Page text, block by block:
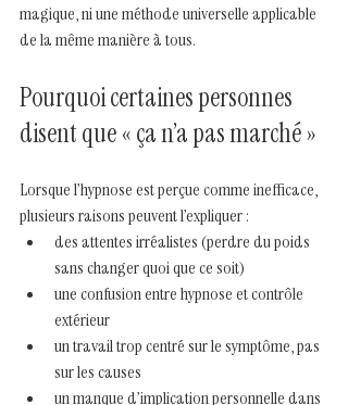
magique, ni une méthode universelle applicable
de la même manière à tous.
Pourquoi certaines personnes
disent que « ça n’a pas marché »
Lorsque l’hypnose est perçue comme inefficace,
plusieurs raisons peuvent l’expliquer :
des attentes irréalistes (perdre du poids
sans changer quoi que ce soit)
une confusion entre hypnose et contrôle
extérieur
un travail trop centré sur le symptôme, pas
sur les causes
un manque d’implication personnelle dans